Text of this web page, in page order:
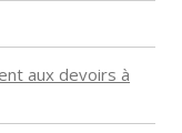
aux devoirs à